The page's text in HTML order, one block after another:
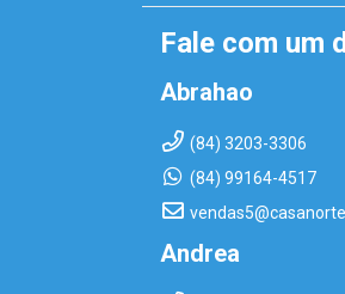
Fale com um
Abrahao
(84) 3203-3306
(84) 99164-4517
Andrea